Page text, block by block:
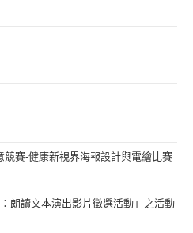
競賽-健康新視界海報設計與電繪比賽
朗讀文本演出影片徵選活動」之活動